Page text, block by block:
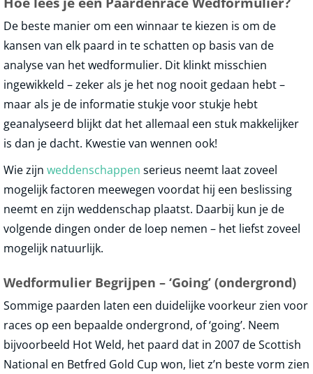
De beste manier om een winnaar te kiezen is om de
kansen van elk paard in te schatten op basis van de
analyse van het wedformulier. Dit klinkt misschien
ingewikkeld – zeker als je het nog nooit gedaan hebt –
maar als je de informatie stukje voor stukje hebt
geanalyseerd blijkt dat het allemaal een stuk makkelijker
is dan je dacht. Kwestie van wennen ook!
Wie zijn weddenschappen serieus neemt laat zoveel
mogelijk factoren meewegen voordat hij een beslissing
neemt en zijn weddenschap plaatst. Daarbij kun je de
volgende dingen onder de loep nemen – het liefst zoveel
mogelijk natuurlijk.
Wedformulier Begrijpen – ‘Going’ (ondergrond)
Sommige paarden laten een duidelijke voorkeur zien voor
races op een bepaalde ondergrond, of ‘going’. Neem
bijvoorbeeld Hot Weld, het paard dat in 2007 de Scottish
National en Betfred Gold Cup won, liet z’n beste vorm zien